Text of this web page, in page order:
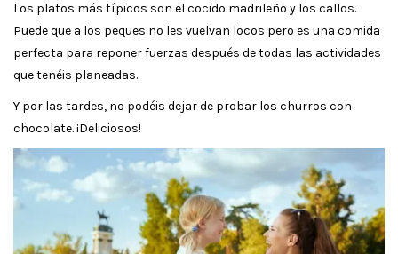
Los platos más típicos son el cocido madrileño y los callos.
Puede que a los peques no les vuelvan locos pero es una comida
perfecta para reponer fuerzas después de todas las actividades
que tenéis planeadas.
Y por las tardes, no podéis dejar de probar los churros con
chocolate. ¡Deliciosos!